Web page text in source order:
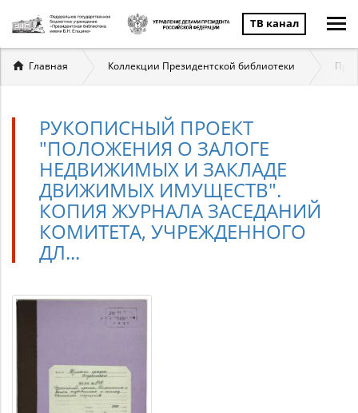
ТВ канал
Вы
здесь
Главная Коллекции Президентской библиотеки
РУКОПИСНЫЙ ПРОЕКТ
"ПОЛОЖЕНИЯ О ЗАЛОГЕ
НЕДВИЖИМЫХ И ЗАКЛАДЕ
ДВИЖИМЫХ ИМУЩЕСТВ".
КОПИЯ ЖУРНАЛА ЗАСЕДАНИЙ
КОМИТЕТА, УЧРЕЖДЕННОГО
ДЛ...